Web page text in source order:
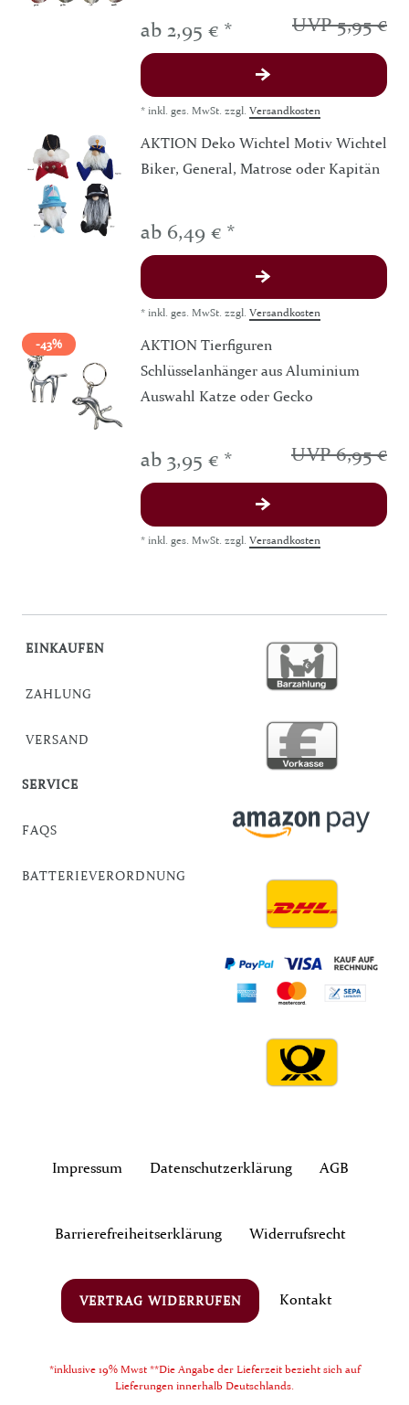
UVP 5,95 €
ab 2,95 € *
* inkl. ges. MwSt. zzgl. Versandkosten
AKTION Deko Wichtel Motiv Wichtel
Biker, General, Matrose oder Kapitän
ab 6,49 € *
* inkl. ges. MwSt. zzgl. Versandkosten
-43%
AKTION Tierfiguren
Schlüsselanhänger aus Aluminium
Auswahl Katze oder Gecko
UVP 6,95 €
ab 3,95 € *
* inkl. ges. MwSt. zzgl. Versandkosten
EINKAUFEN
ZAHLUNG
VERSAND
SERVICE
FAQS
BATTERIEVERORDNUNG
Impressum Daten­schutz­erklärung AGB
Barrierefreiheitserklärung Widerrufs­recht
VERTRAG WIDERRUFEN Kontakt
*inklusive 19% Mwst **Die Angabe der Lieferzeit bezieht sich auf
Lieferungen innerhalb Deutschlands.